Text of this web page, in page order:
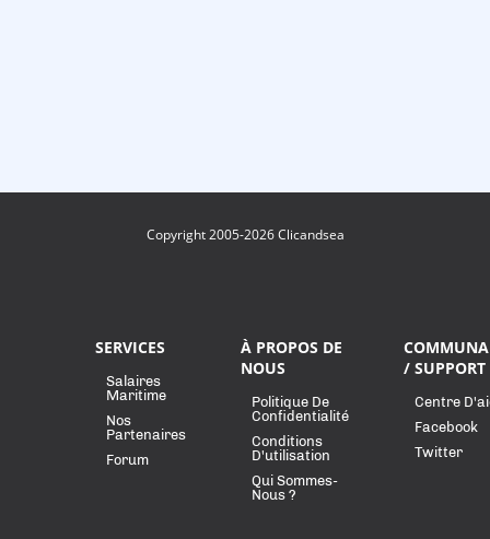
Copyright 2005-2026 Clicandsea
SERVICES
Salaires
Maritime
Nos
Partenaires
Forum
À PROPOS DE
NOUS
Politique De
Confidentialité
Conditions
D'utilisation
Qui Sommes-
Nous ?
/ SUPPORT
Centre
Facebook
Twitter